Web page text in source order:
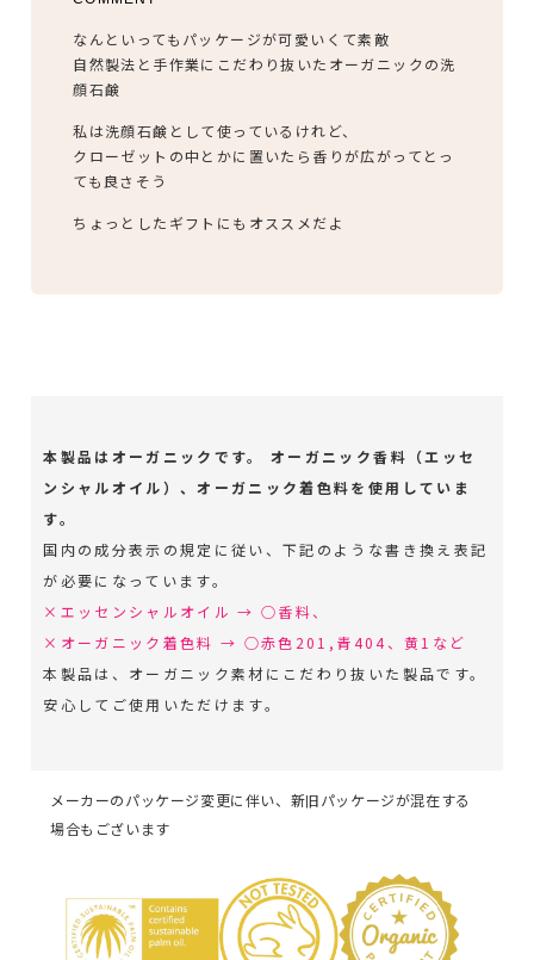
なんといってもパッケージが可愛いくて素敵
自然製法と手作業にこだわり抜いたオーガニックの洗
顔石鹸
私は洗顔石鹸として使っているけれど、
クローゼットの中とかに置いたら香りが広がってとっ
ても良さそう
ちょっとしたギフトにもオススメだよ
本製品はオーガニックです。 オーガニック香料（エッセ
ンシャルオイル）、オーガニック着色料を使用していま
す。
国内の成分表示の規定に従い、下記のような書き換え表記
が必要になっています。
×エッセンシャルオイル → ○香料、
×オーガニック着色料 → ○赤色201,青404、黄1など
本製品は、オーガニック素材にこだわり抜いた製品です。
安心してご使用いただけます。
メーカーのパッケージ変更に伴い、新旧パッケージが混在する
場合もございます